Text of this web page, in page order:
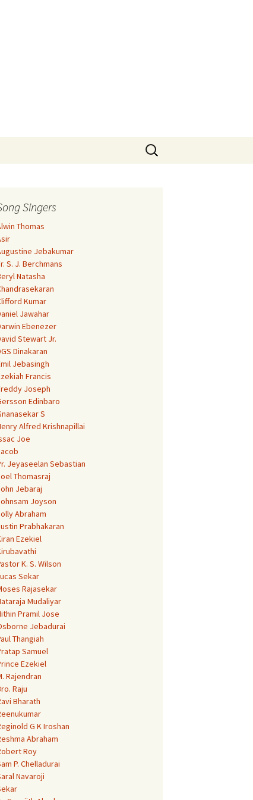
Search
for:
Singers
Thomas
Jebakumar
S. J. Berchmans
Natasha
Kumar
Jawahar
Ebenezer
Stewart Jr.
Dinakaran
Jebasingh
Francis
Joseph
Edinbaro
S
Alfred Krishnapillai
Joe
Jeyaseelan Sebastian
Thomasraj
Jebaraj
Joyson
Abraham
Prabhakaran
Ezekiel
K. S. Wilson
Sekar
Rajasekar
Mudaliyar
Pramil Jose
Jebadurai
Thangiah
Samuel
Ezekiel
Rajendran
Raju
Bharath
G K Iroshan
Abraham
Roy
P. Chelladurai
Navaroji